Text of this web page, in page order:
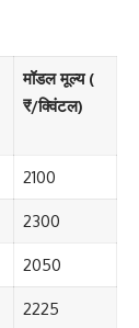
मॉडल मूल्य (
₹/क्विंटल)
2100
2300
2050
2225